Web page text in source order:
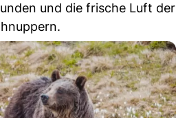
und die frische Luft der